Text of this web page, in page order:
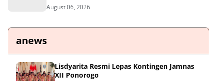
August 06, 2026
anews
Lisdyarita Resmi Lepas Kontingen Jamnas
XII Ponorogo